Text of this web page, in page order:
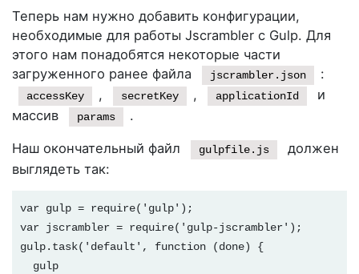
Теперь нам нужно добавить конфигурации,
необходимые для работы Jscrambler с Gulp. Для
этого нам понадобятся некоторые части
загруженного ранее файла
jscrambler.json :
accessKey , secretKey , applicationId
и
массив
params .
Наш окончательный файл gulpfile.js
должен
выглядеть так:
var gulp = require('gulp');
var jscrambler = require('gulp-jscrambler');
gulp.task('default', function (done) {
  gulp